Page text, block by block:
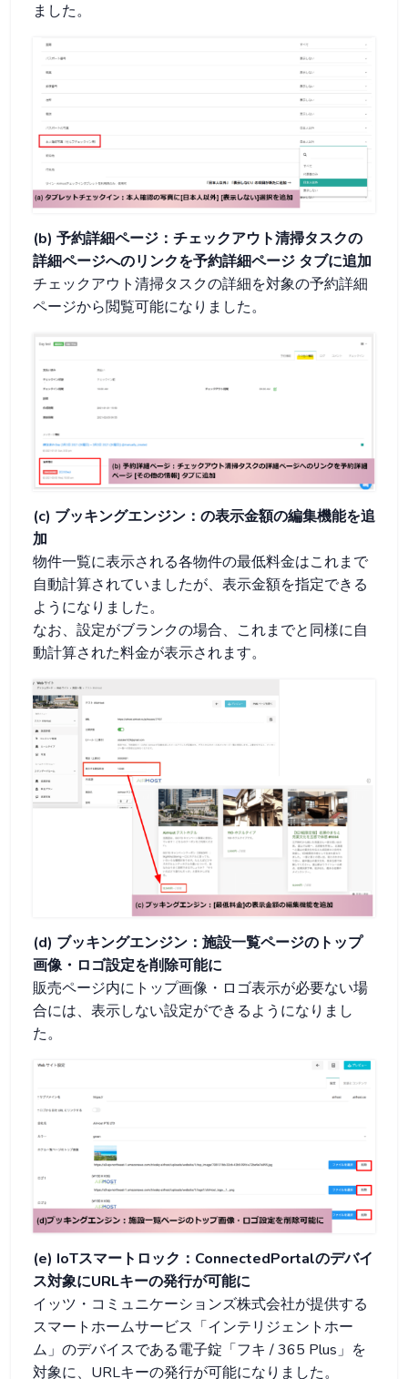
ました。
(b) 予約詳細ページ：チェックアウト清掃タスクの
詳細ページへのリンクを予約詳細ページ タブに追加
チェックアウト清掃タスクの詳細を対象の予約詳細
ページから閲覧可能になりました。
(c) ブッキングエンジン： の表示金額の編集機能を追
加
物件一覧に表示される各物件の最低料金はこれまで
自動計算されていましたが、表示金額を指定できる
ようになりました。
なお、設定がブランクの場合、これまでと同様に自
動計算された料金が表示されます。
(d) ブッキングエンジン：施設一覧ページのトップ
画像・ロゴ設定を削除可能に
販売ページ内にトップ画像・ロゴ表示が必要ない場
合には、表示しない設定ができるようになりまし
た。
(e) IoTスマートロック：ConnectedPortalのデバイ
ス対象にURLキーの発行が可能に
イッツ・コミュニケーションズ株式会社が提供する
スマートホームサービス「インテリジェントホー
ム」のデバイスである電子錠「フキ / 365 Plus」を
対象に、URLキーの発行が可能になりました。